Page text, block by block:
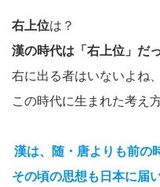
右上位は？
漢の時代は「右上位」だ
右に出る者はいないよね
この時代に生まれた考え
漢は、随・唐よりも前の
その頃の思想も日本に届